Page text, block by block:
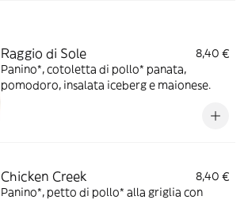
Raggio di Sole
8,40 €
Panino*, cotoletta di pollo* panata,
pomodoro, insalata iceberg e maionese.
Chicken Creek
8,40 €
Panino*, petto di pollo* alla griglia con